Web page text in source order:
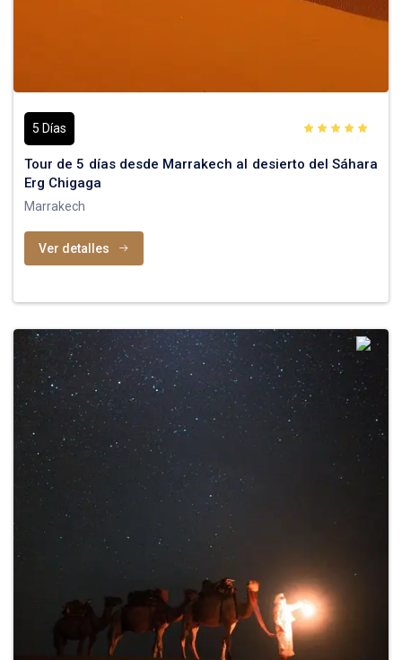
5 Días
Tour de 5 días desde Marrakech al desierto del Sáhara
Erg Chigaga
Marrakech
Ver detalles